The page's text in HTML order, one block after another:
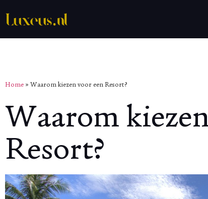
Home » Waarom kiezen voor een Resort?
Waarom
Resort?